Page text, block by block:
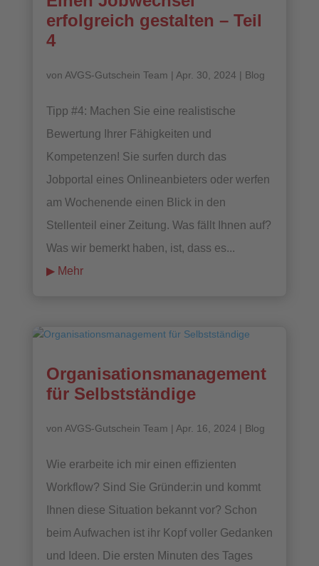
erfolgreich gestalten – Teil
4
von AVGS-Gutschein Team | Apr. 30, 2024 | Blog
Tipp #4: Machen Sie eine realistische
Bewertung Ihrer Fähigkeiten und
Kompetenzen! Sie surfen durch das
Jobportal eines Onlineanbieters oder werfen
am Wochenende einen Blick in den
Stellenteil einer Zeitung. Was fällt Ihnen auf?
Was wir bemerkt haben, ist, dass es...
mehr lesen
Organisationsmanagement
für Selbstständige
von AVGS-Gutschein Team | Apr. 16, 2024 | Blog
Wie erarbeite ich mir einen effizienten
Workflow? Sind Sie Gründer:in und kommt
Ihnen diese Situation bekannt vor? Schon
beim Aufwachen ist ihr Kopf voller Gedanken
und Ideen. Die ersten Minuten des Tages